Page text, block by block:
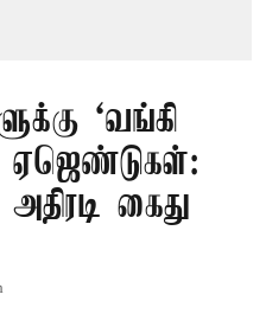
‘வங்கி
ஏஜெண்டுகள்:
கைது